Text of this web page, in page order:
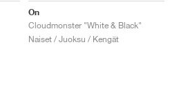
On
Cloudmonster "White & Black"
Naiset / Juoksu / Kengät